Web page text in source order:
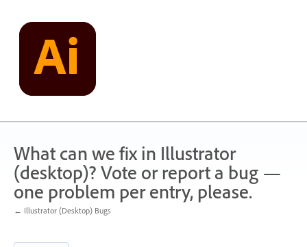
content
What can we fix in Illustrator
(desktop)? Vote or report a bug —
one problem per entry, please.
← Illustrator (Desktop) Bugs